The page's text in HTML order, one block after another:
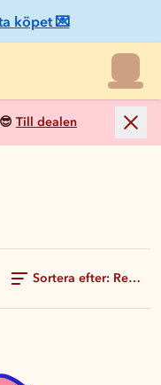
köpet 💌
Till dealen
Sortera efter: